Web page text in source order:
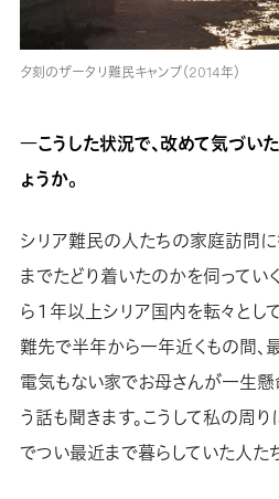
夕刻のザータリ難民キャンプ（2014年）
―こうした状況で、改めて気づい
ょうか。
シリア難民の人たちの家庭訪問に
までたどり着いたのかを伺ってい
ら１年以上シリア国内を転々とし
難先で半年から一年近くもの間、
電気もない家でお母さんが一生懸
う話も聞きます。こうして私の周
でつい最近まで暮らしていた人た